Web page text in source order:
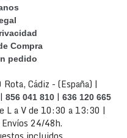
Compra
pedido
Cádiz - (España) |
856 041 810 | 636 120 665
L a V de 10:30 a 13:30 |
Envíos 24/48h.